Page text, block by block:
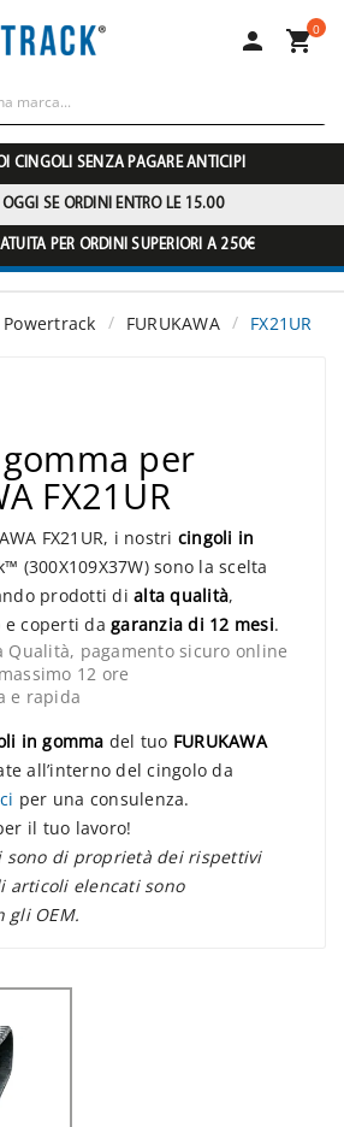
 0
CINGOLI SENZA PAGARE ANTICIPI
SE ORDINI ENTRO LE 15.00
PER ORDINI SUPERIORI A 250€
FURUKAWA FX21UR
per
FX21UR
FX21UR, i nostri cingoli in
(300X109X37W) sono la scelta
prodotti di alta qualità,
coperti da garanzia di 12 mesi.
Qualità, pagamento sicuro online
12 ore
e rapida
in gomma del tuo FURUKAWA
all’interno del cingolo da
per una consulenza.
il tuo lavoro!
sono di proprietà dei rispettivi
articoli elencati sono
gli OEM.